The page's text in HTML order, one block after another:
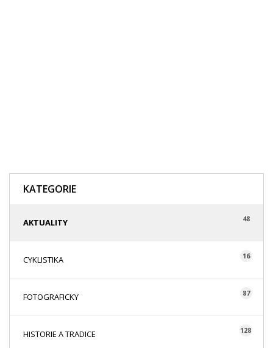
KATEGORIE
AKTUALITY 48
CYKLISTIKA 16
FOTOGRAFICKY 87
HISTORIE A TRADICE 128